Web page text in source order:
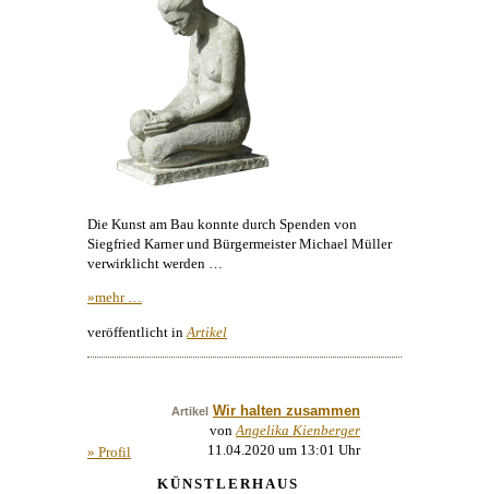
Die Kunst am Bau konnte durch Spenden von
Siegfried Karner und Bürgermeister Michael Müller
verwirklicht werden …
»mehr …
veröffentlicht in Artikel
Artikel Wir halten zusammen
von Angelika Kienberger
» Profil
11.04.2020 um 13:01 Uhr
KÜNSTLERHAUS